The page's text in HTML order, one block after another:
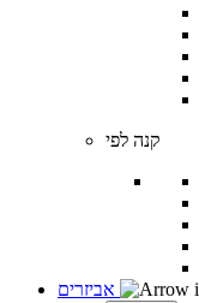
קנה לפי